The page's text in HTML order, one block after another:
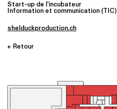
Infos générales
Galerie
Start-up de l'incubateur
Information et communication (TIC)
shelduckproduction.ch
← Retour